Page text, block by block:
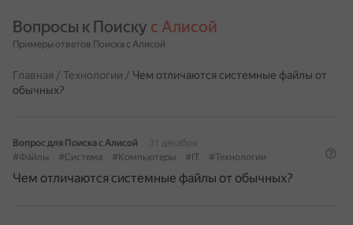
Вопросы к Поиску с Алисой
Примеры ответов Поиска с Алисой
Главная / Технологии / Чем отличаются системные файлы от
обычных?
Вопрос для Поиска с Алисой
31 декабря
#Файлы
#Система #Компьютеры #IT #Технологии
Чем отличаются системные файлы от обычных?